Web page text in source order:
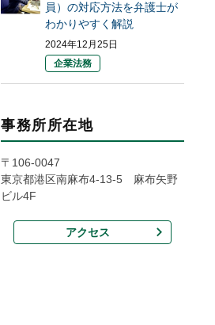
員）の対応方法を弁護士が
わかりやすく解説
2024年12月25日
企業法務
事務所所在地
〒106-0047
東京都港区南麻布4-13-5 麻布矢野
ビル4F
アクセス